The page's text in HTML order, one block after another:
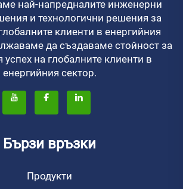
най-напредналите инженерни
и технологични решения за
клиенти в енергийния
да създаваме стойност за
успех на глобалните клиенти в
енергийния сектор.
Бързи връзки
Продукти